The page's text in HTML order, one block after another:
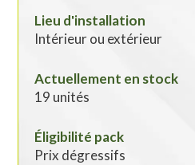
Lieu d'installation
Intérieur ou extérieur
Actuellement en stock
19 unités
Éligibilité pack
Prix dégressifs